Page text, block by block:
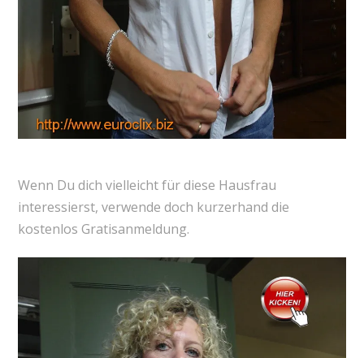
Wenn Du dich vielleicht für diese Hausfrau
interessierst, verwende doch kurzerhand die
kostenlos Gratisanmeldung.